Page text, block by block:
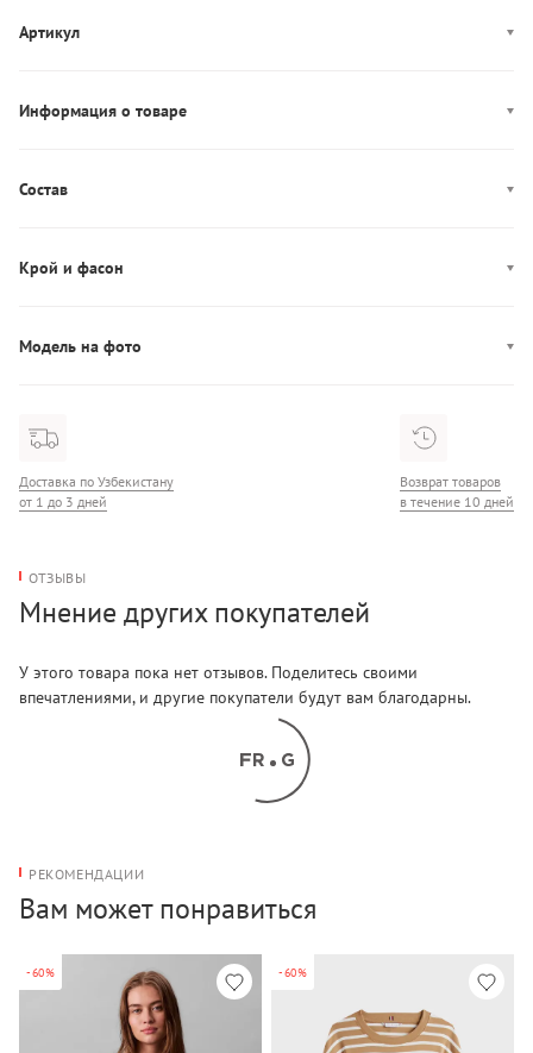
Артикул
Информация о товаре
Декор: вышитый логотип
Состав
Крой и фасон
Вырез горловины: лодочка
Модель на фото
Доставка по Узбекистану
от 1 до 3 дней
Возврат товаров
в течение 10 дней
ОТЗЫВЫ
Мнение других покупателей
У этого товара пока нет отзывов. Поделитесь своими
впечатлениями, и другие покупатели будут вам благодарны.
РЕКОМЕНДАЦИИ
Вам может понравиться
-60% -60%